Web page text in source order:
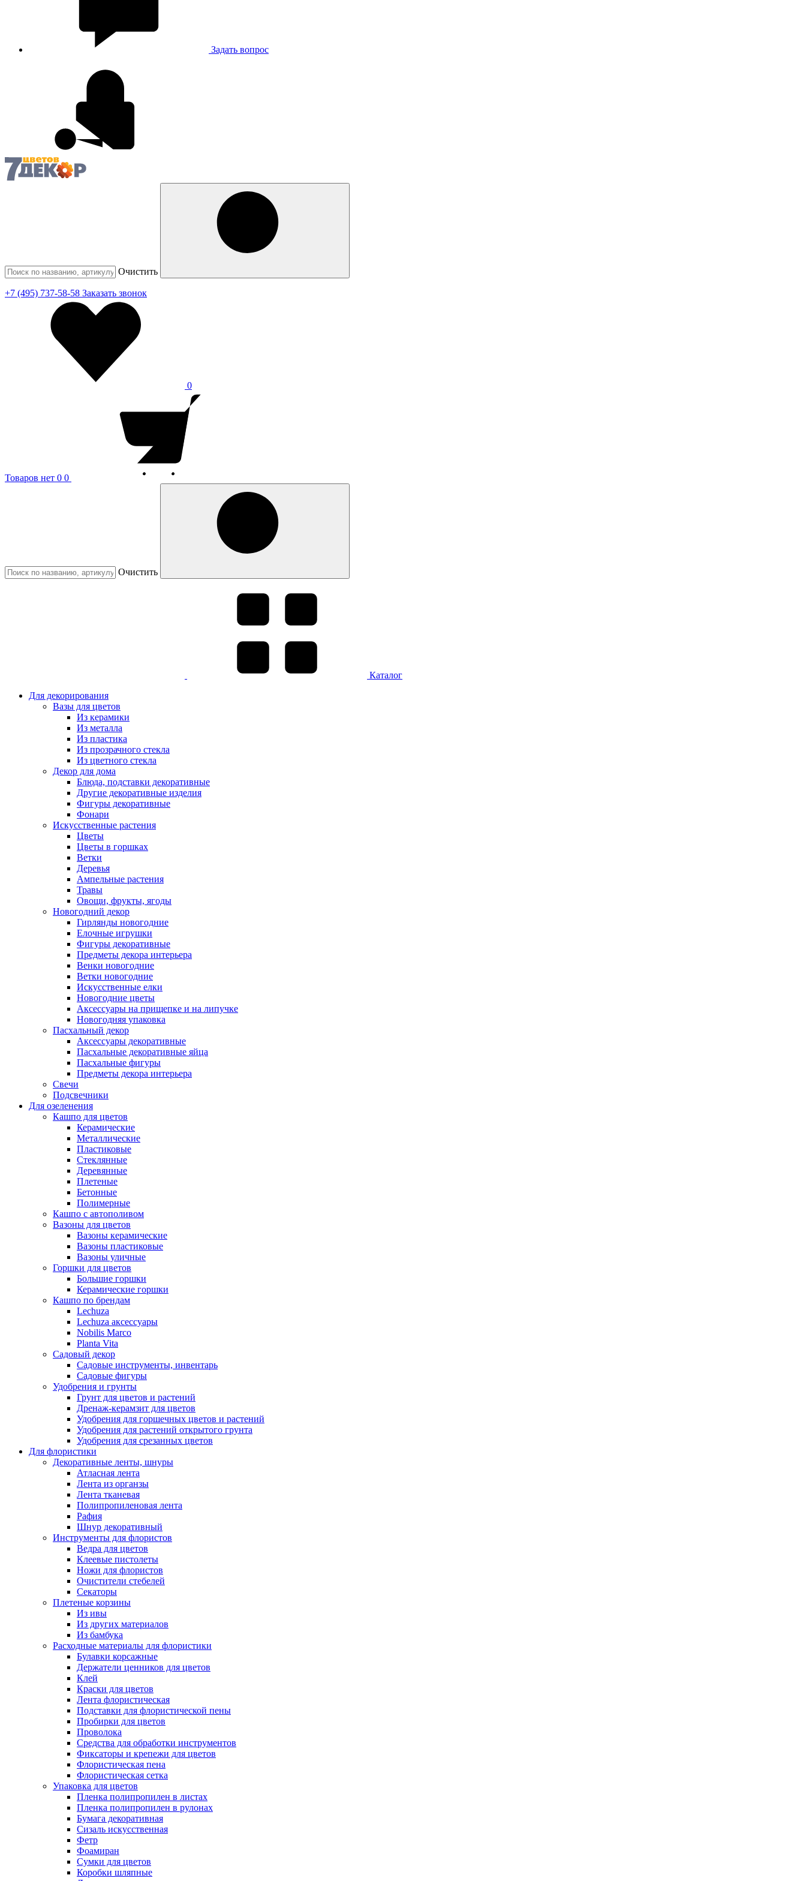
Задать вопрос
Очистить
+7 (495) 737-58-58 Заказать звонок
0
Товаров нет 0 0
Очистить
Каталог
Для декорирования
Вазы для цветов
Из керамики
Из металла
Из пластика
Из прозрачного стекла
Из цветного стекла
Декор для дома
Блюда, подставки декоративные
Другие декоративные изделия
Фигуры декоративные
Фонари
Искусственные растения
Цветы
Цветы в горшках
Ветки
Деревья
Ампельные растения
Травы
Овощи, фрукты, ягоды
Новогодний декор
Гирлянды новогодние
Елочные игрушки
Фигуры декоративные
Предметы декора интерьера
Венки новогодние
Ветки новогодние
Искусственные елки
Новогодние цветы
Аксессуары на прищепке и на липучке
Новогодняя упаковка
Пасхальный декор
Аксессуары декоративные
Пасхальные декоративные яйца
Пасхальные фигуры
Предметы декора интерьера
Свечи
Подсвечники
Для озеленения
Кашпо для цветов
Керамические
Металлические
Пластиковые
Стеклянные
Деревянные
Плетеные
Бетонные
Полимерные
Кашпо с автополивом
Вазоны для цветов
Вазоны керамические
Вазоны пластиковые
Вазоны уличные
Горшки для цветов
Большие горшки
Керамические горшки
Кашпо по брендам
Lechuza
Lechuza аксессуары
Nobilis Marco
Planta Vita
Садовый декор
Садовые инструменты, инвентарь
Садовые фигуры
Удобрения и грунты
Грунт для цветов и растений
Дренаж-керамзит для цветов
Удобрения для горшечных цветов и растений
Удобрения для растений открытого грунта
Удобрения для срезанных цветов
Для флористики
Декоративные ленты, шнуры
Атласная лента
Лента из органзы
Лента тканевая
Полипропиленовая лента
Рафия
Шнур декоративный
Инструменты для флористов
Ведра для цветов
Клеевые пистолеты
Ножи для флористов
Очистители стебелей
Секаторы
Плетеные корзины
Из ивы
Из других материалов
Из бамбука
Расходные материалы для флористики
Булавки корсажные
Держатели ценников для цветов
Клей
Краски для цветов
Лента флористическая
Подставки для флористической пены
Пробирки для цветов
Проволока
Средства для обработки инструментов
Фиксаторы и крепежи для цветов
Флористическая пена
Флористическая сетка
Упаковка для цветов
Пленка полипропилен в листах
Пленка полипропилен в рулонах
Бумага декоративная
Сизаль искусственная
Фетр
Фоамиран
Сумки для цветов
Коробки шляпные